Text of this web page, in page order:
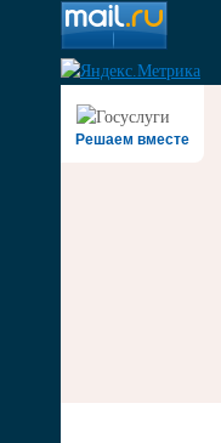
Решаем вместе